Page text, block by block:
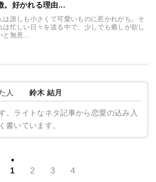
。好かれる理由...
は誰しも小さくて可愛いものに惹かれがち。そ
は忙しい日々を送る中で、少しでも癒しが欲し
と無意...
た人 鈴木 結月
。ライトなネタ記事から恋愛の込み入
書いています。
1 2 3 4